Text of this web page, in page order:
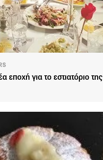
εποχή για το εστιατόριο της